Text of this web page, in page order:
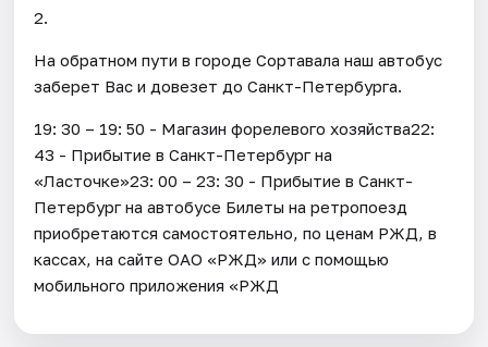
2.
На обратном пути в городе Сортавала наш автобус
заберет Вас и довезет до Санкт-Петербурга.
19: 30 – 19: 50 - Магазин форелевого хозяйства22:
43 - Прибытие в Санкт-Петербург на
«Ласточке»23: 00 – 23: 30 - Прибытие в Санкт-
Петербург на автобусе Билеты на ретропоезд
приобретаются самостоятельно, по ценам РЖД, в
кассах, на сайте ОАО «РЖД» или с помощью
мобильного приложения «РЖД